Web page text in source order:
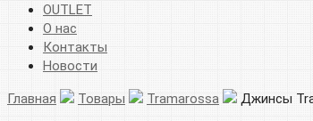
OUTLET
О нас
Контакты
Новости
Главная Товары Tramarossa Джинсы